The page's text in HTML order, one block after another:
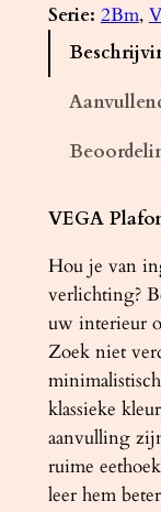
o
V
G
A
7
0
z
w
a
r
t
Serie: 2Bm,
VEGA
Hou je van
verlichting?
uw interieur
Zoek niet
klassieke
aanvulling
ruime
leer hem